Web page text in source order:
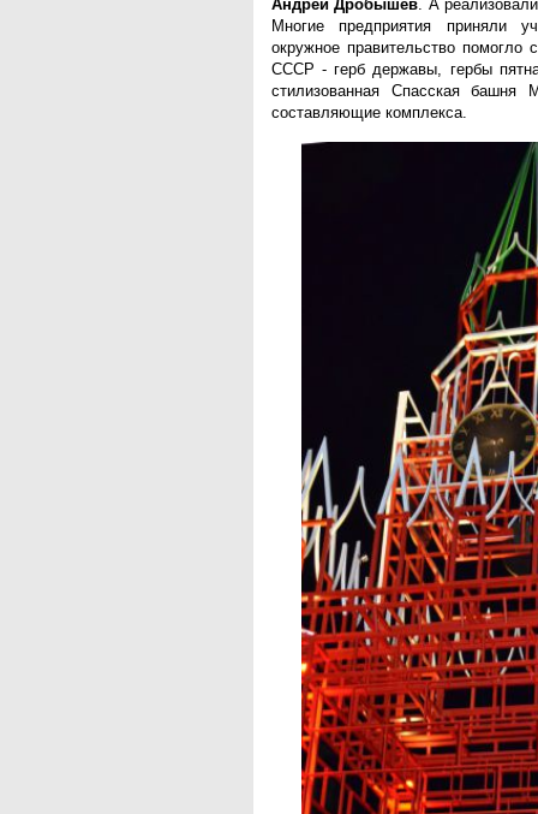
Андрей Дробышев. А
Многие предприятия приняли
окружное правительство помогло
СССР - герб державы, гербы
стилизованная Спасская
составляющие комплекса.